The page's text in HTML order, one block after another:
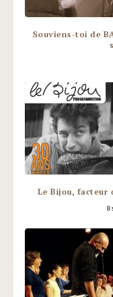
Souviens-toi de
Le Bijou, facteur
8